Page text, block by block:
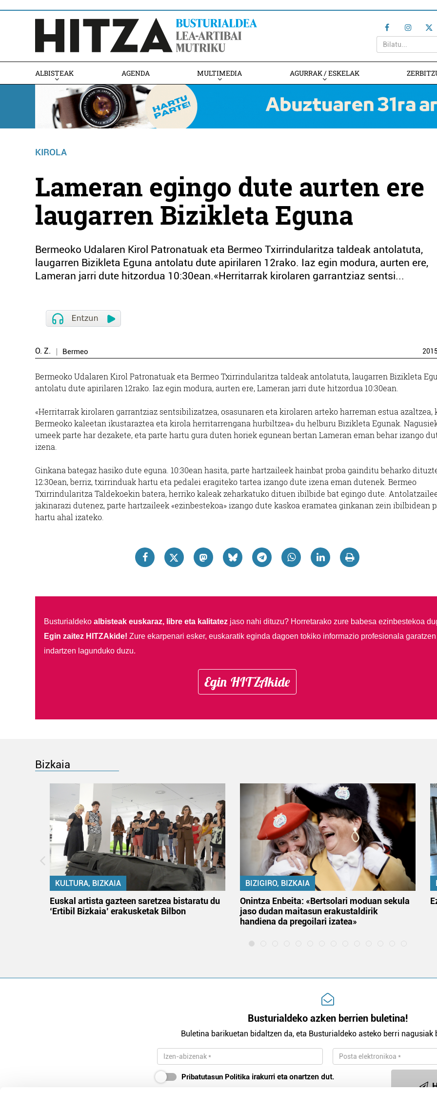
ALBISTEAK AGENDA MULTIMEDIA AGURRAK / ESKELAK
KIROLA
Lameran egingo dute aurten ere
laugarren Bizikleta Eguna
Bermeoko Udalaren Kirol Patronatuak eta Bermeo Txirrindularitza taldeak antolatuta,
laugarren Bizikleta Eguna antolatu dute apirilaren 12rako. Iaz egin modura, aurten ere,
Lameran jarri dute hitzordua 10:30ean.«Herritarrak kirolaren garrantziaz sentsi...
O. Z. Bermeo 2015
Bermeoko Udalaren Kirol Patronatuak eta Bermeo Txirrindularitza taldeak antolatuta, laugarren Bizikleta
antolatu dute apirilaren 12rako. Iaz egin modura, aurten ere, Lameran jarri dute hitzordua 10:30ean.
«Herritarrak kirolaren garrantziaz sentsibilizatzea, osasunaren eta kirolaren arteko harreman estua azaltzea,
Bermeoko kaleetan ikustaraztea eta kirola herritarrengana hurbiltzea» du helburu Bizikleta Egunak.
umeek parte har dezakete, eta parte hartu gura duten horiek egunean bertan Lameran eman behar izango
izena.
Ginkana bategaz hasiko dute eguna. 10:30ean hasita, parte hartzaileek hainbat proba gainditu beharko
12:30ean, berriz, txirrinduak hartu eta pedalei eragiteko tartea izango dute izena eman dutenek. Bermeo
Txirrindularitza Taldekoekin batera, herriko kaleak zeharkatuko dituen ibilbide bat egingo dute.
jakinarazi dutenez, parte hartzaileek «ezinbestekoa» izango dute kaskoa eramatea ginkanan zein ibilbidean
hartu ahal izateko.
Busturialdeko albisteak euskaraz, libre eta kalitatezjaso nahi dituzu? Horretarako zure babesa ezinbestekoa
Egin zaitez HITZAkide! Zure ekarpenari esker, euskaratik eginda dagoen tokiko informazio profesionala garatzen
indartzen lagunduko duzu.
Egin HITZAkide
Bizkaia
KULTURA, BIZKAIA
Euskal artista gazteen saretzea bistaratu du
‘Ertibil Bizkaia’ erakusketak Bilbon
BIZIGIRO, BIZKAIA
Onintza Enbeita: «Bertsolari moduan sekula
jaso dudan maitasun erakustaldirik
handiena da pregoilari izatea»
Busturialdeko azken berrien buletina!
Buletina barikuetan bidaltzen da, eta Busturialdeko asteko berri nagusiak
Pribatutasun Politika irakurri eta onartzen dut.